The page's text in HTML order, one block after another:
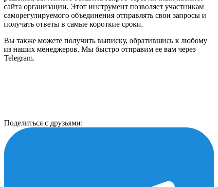
сайта организации. Этот инструмент позволяет участникам
саморегулируемого объединения отправлять свои запросы и
получать ответы в самые короткие сроки.
Вы также можете получить выписку, обратившись к любому
из наших менеджеров. Мы быстро отправим ее вам через
Telegram.
Поделиться с друзьями: